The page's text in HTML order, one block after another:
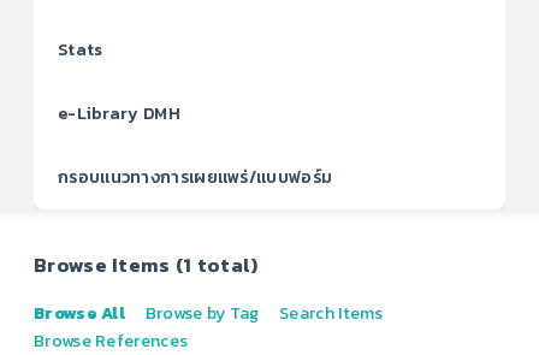
Stats
e-Library DMH
กรอบแนวทางการเผยแพร่/แบบฟอร์ม
Browse Items (1 total)
Browse All Browse by Tag
Search Items
Browse References